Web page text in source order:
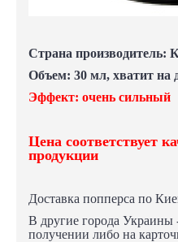
Страна производитель:
Объем: 30 мл, хватит на
Эффект: очень cильный
Цена соответствует
продукции
Доставка попперса по
В другие города
получении либо на